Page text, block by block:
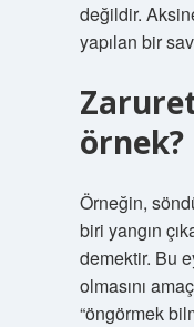
değildir.
yapılan bir
örnek?
Örneğin,
biri yangın
demektir. Bu
olmasını
“öngörmek